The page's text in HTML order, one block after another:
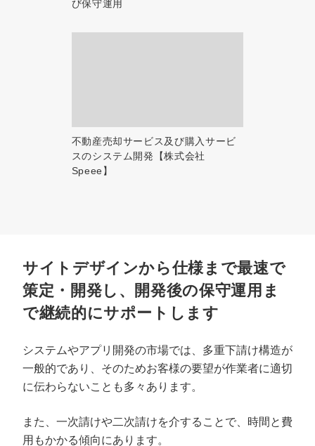
び保守運用
不動産売却サービス及び購入サービ
スのシステム開発【株式会社
Speee】
サイトデザインから仕様まで最速で
策定・開発し、開発後の保守運用ま
で継続的にサポートします
システムやアプリ開発の市場では、多重下請け構造が
一般的であり、そのためお客様の要望が作業者に適切
に伝わらないことも多々あります。
また、一次請けや二次請けを介することで、時間と費
用もかかる傾向にあります。